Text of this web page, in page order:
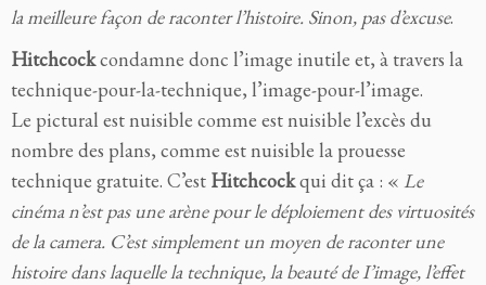
la meilleure façon de raconter l’histoire. Sinon, pas d’excuse.
Hitchcockcondamne donc l’image inutile et, à travers la
technique-pour-la-technique, l’image-pour-l’image.
Le pictural est nuisible comme est nuisible l’excès du
nombre des plans, comme est nuisible la prouesse
technique gratuite. C’est Hitchcockqui dit ça : « Le
cinéma n’est pas une arène pour le déploiement des virtuosités
de la camera. C’est simplement un moyen de raconter une
histoire dans laquelle la technique, la beauté de I’image, l’effet